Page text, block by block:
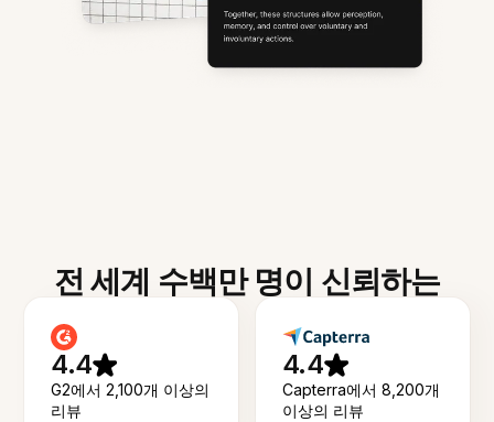
전 세계 수백만 명이 신뢰하는
4.4
G2에서 2,100개 이상의
리뷰
4.4
Capterra에서 8,200개
이상의 리뷰